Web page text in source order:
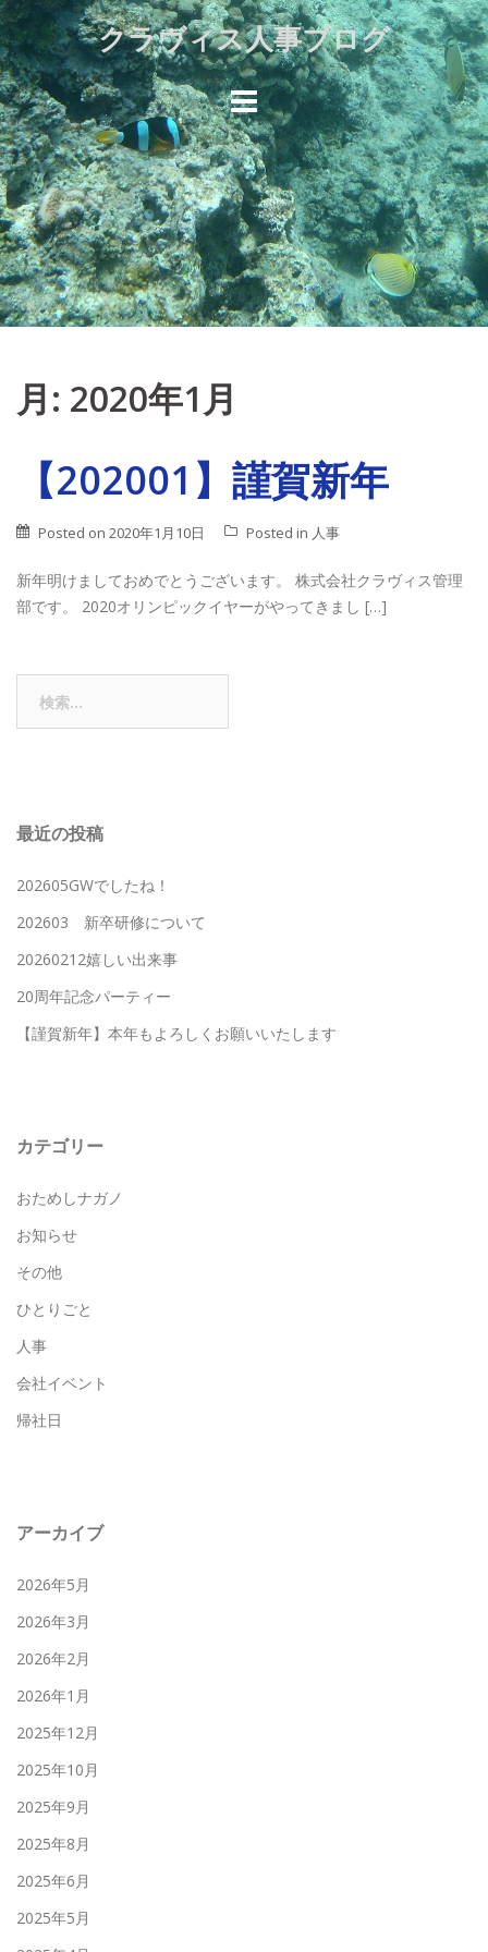
Skip
to
content
クラヴィス人事ブログ
月: 2020年1月
【202001】謹賀新年
Posted on 2020年1月10日 Posted in 人事
新年明けましておめでとうございます。 株式会社クラヴィス管理
部です。 2020オリンピックイヤーがやってきまし […]
最近の投稿
202605GWでしたね！
202603 新卒研修について
20260212嬉しい出来事
20周年記念パーティー
【謹賀新年】本年もよろしくお願いいたします
カテゴリー
おためしナガノ
お知らせ
その他
ひとりごと
人事
会社イベント
帰社日
アーカイブ
2026年5月
2026年3月
2026年2月
2026年1月
2025年12月
2025年10月
2025年9月
2025年8月
2025年6月
2025年5月